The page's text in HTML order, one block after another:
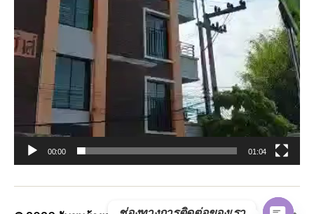
00:00 01:04